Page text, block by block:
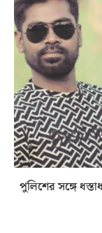
পুলিশের সঙ্গে